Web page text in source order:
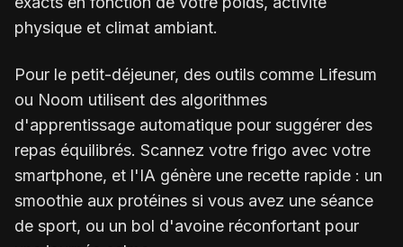
physique et climat ambiant.
Pour le petit-déjeuner, des outils comme Lifesum
ou Noom utilisent des algorithmes
d'apprentissage automatique pour suggérer des
repas équilibrés. Scannez votre frigo avec votre
smartphone, et l'IA génère une recette rapide : un
smoothie aux protéines si vous avez une séance
de sport, ou un bol d'avoine réconfortant pour